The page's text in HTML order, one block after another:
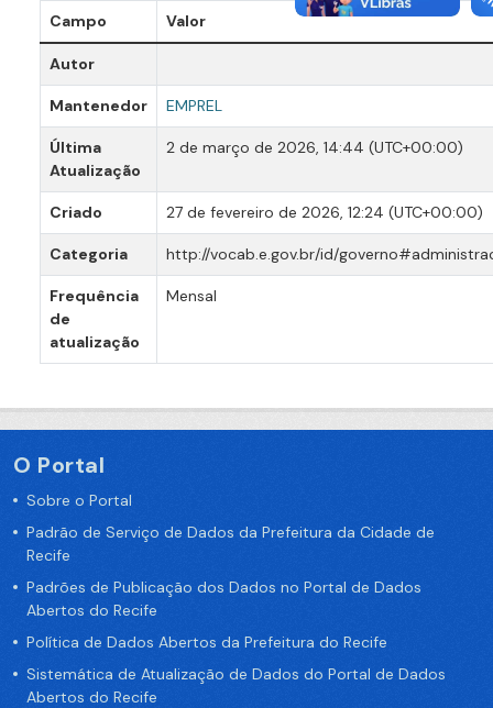
Campo Valor
Autor
Mantenedor EMPREL
Última
Atualização
2 de março de 2026, 14:44 (UTC+00:00)
Criado 27 de fevereiro de 2026, 12:24 (UTC+00:00)
Categoria http://vocab.e.gov.br/id/
Frequência
de
atualização
Mensal
O Portal
Sobre o Portal
Padrão de Serviço de Dados da Prefeitura da Cidade de
Recife
Padrões de Publicação dos Dados no Portal de Dados
Abertos do Recife
Política de Dados Abertos da Prefeitura do Recife
Sistemática de Atualização de Dados do Portal de Dados
Abertos do Recife